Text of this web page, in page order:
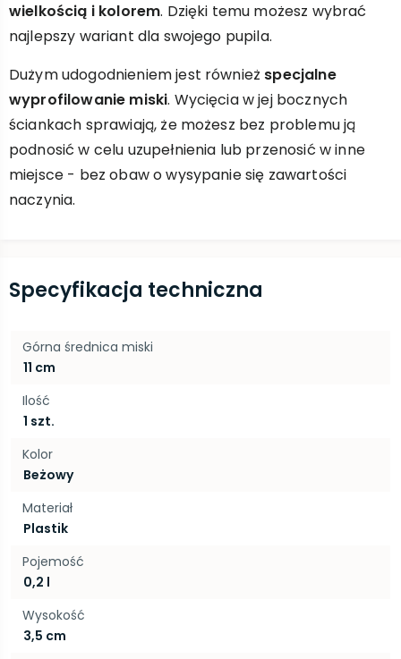
wielkością i kolorem. Dzięki temu możesz wybrać
najlepszy wariant dla swojego pupila.
Dużym udogodnieniem jest również specjalne
wyprofilowanie miski. Wycięcia w jej bocznych
ściankach sprawiają, że możesz bez problemu ją
podnosić w celu uzupełnienia lub przenosić w inne
miejsce - bez obaw o wysypanie się zawartości
naczynia.
Specyfikacja techniczna
Górna średnica miski
11 cm
Ilość
1 szt.
Kolor
Beżowy
Materiał
Plastik
Pojemość
0,2 l
Wysokość
3,5 cm